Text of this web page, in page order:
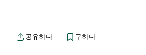
공유하다 구하다